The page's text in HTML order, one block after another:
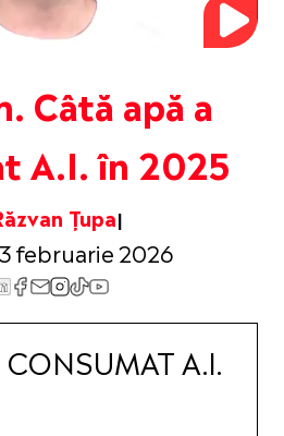
Câtă apă a
A.I. în 2025
Țupa
februarie 2026
CONSUMAT A.I.